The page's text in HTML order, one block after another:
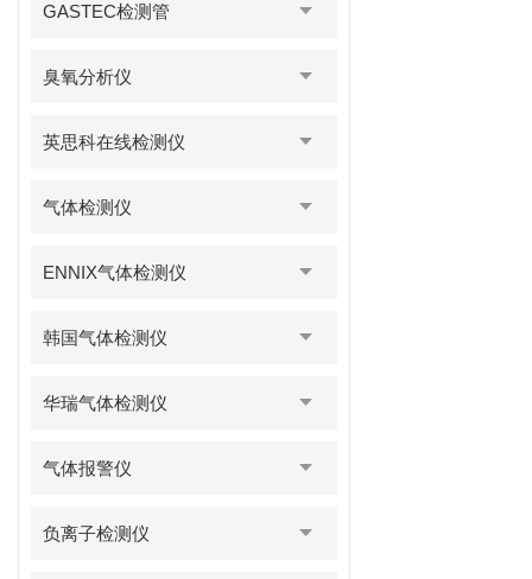
GASTEC检测管
臭氧分析仪
英思科在线检测仪
气体检测仪
ENNIX气体检测仪
韩国气体检测仪
华瑞气体检测仪
气体报警仪
负离子检测仪